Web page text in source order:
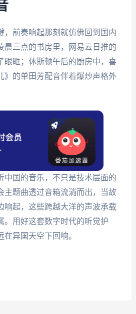
，前奏响起那刻就仿佛回到国内
晨三点的书房里，网易云日推的
眼眶；休斯顿午后的厨房中，喜
》的单田芳配音伴着爆炒声格外
中国的音乐，不只是技术层面的
主题曲透过音箱流淌而出，当故
响起，这些跨越大洋的声波承载
。用好这套数字时代的听觉护
异国天空下回响。